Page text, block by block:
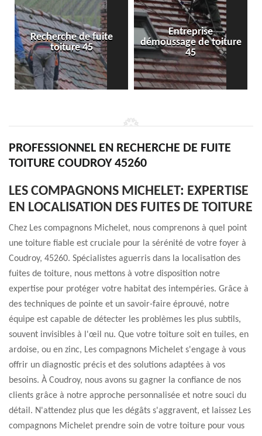
Entreprise
démoussage de toiture
45
Isolation toiture 45
PROFESSIONNEL EN RECHERCHE DE FUITE
TOITURE COUDROY 45260
LES COMPAGNONS MICHELET: EXPERTISE
EN LOCALISATION DES FUITES DE TOITURE
Chez Les compagnons Michelet, nous comprenons à quel point
une toiture fiable est cruciale pour la sérénité de votre foyer à
Coudroy, 45260. Spécialistes aguerris dans la localisation des
fuites de toiture, nous mettons à votre disposition notre
expertise pour protéger votre habitat des intempéries. Grâce à
des techniques de pointe et un savoir-faire éprouvé, notre
équipe est capable de détecter les problèmes les plus subtils,
souvent invisibles à l'œil nu. Que votre toiture soit en tuiles, en
ardoise, ou en zinc, Les compagnons Michelet s'engage à vous
offrir un diagnostic précis et des solutions adaptées à vos
besoins. À Coudroy, nous avons su gagner la confiance de nos
clients grâce à notre approche personnalisée et notre souci du
détail. N'attendez plus que les dégâts s'aggravent, et laissez Les
compagnons Michelet prendre soin de votre toiture pour vous